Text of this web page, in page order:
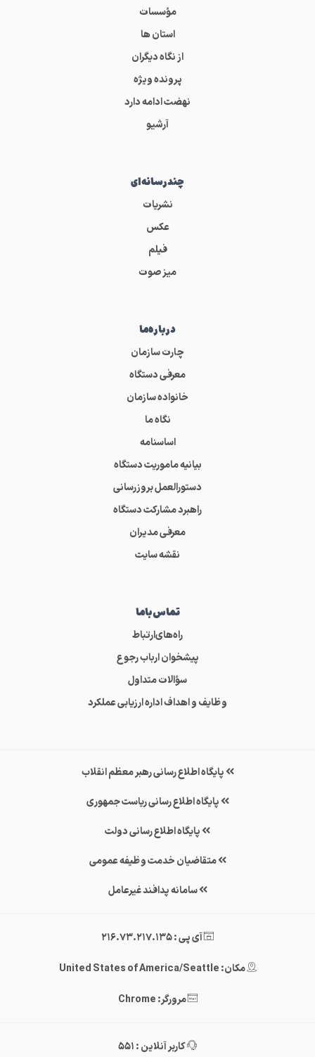
مؤسسات
استان ها
از نگاه دیگران
پرونده ویژه
نهضت ادامه دارد
آرشیو
چندرسانه‌ای
نشریات
عکس
فیلم
میز صوت
درباره‌ما
چارت سازمان
معرفی دستگاه
خانواده سازمان
نگاه ما
اساسنامه
بیانیه ماموریت دستگاه
دستورالعمل بروزرسانی
راهبرد مشارکت دستگاه
معرفی مدیران
نقشه سایت
تماس‌باما
راه‌های‌ارتباط
پیشخوان ارباب رجوع
سؤالات متداول
وظایف و اهداف اداره ارزیابی عملکرد
پایگاه اطلاع رسانی رهبر معظم انقلاب
پایگاه اطلاع رسانی ریاست جمهوری
پایگاه اطلاع رسانی دولت
متقاضیان خدمت وظیفه عمومی
سامانه پدافند غیرعامل
آی پی : 216.73.217.135
مکان: United States of America/Seattle
مرورگر: Chrome
کاربر آنلاین : 551